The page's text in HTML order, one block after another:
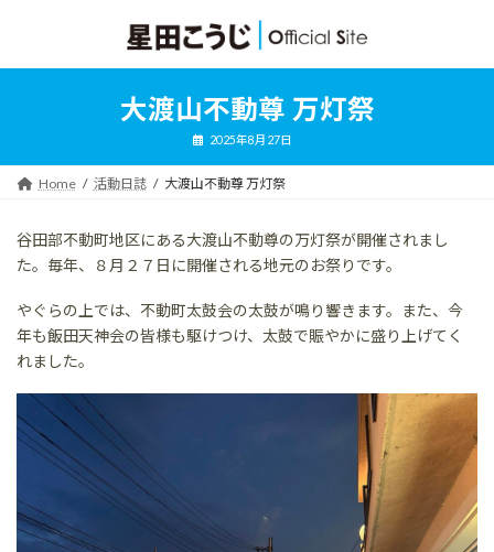
ン
ッ
ー
移
大渡山不動尊 万灯祭
2025年8月27日
Home 活動日誌 大渡山不動尊 万灯祭
谷田部不動町地区にある大渡山不動尊の万灯祭が開催されまし
た。毎年、８月２７日に開催される地元のお祭りです。
やぐらの上では、不動町太鼓会の太鼓が鳴り響きます。また、今
年も飯田天神会の皆様も駆けつけ、太鼓で賑やかに盛り上げてく
れました。